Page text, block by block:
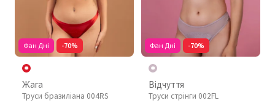
Фан Дні -70%
Жага
Труси бразиліана 004RS
Фан Дні -70%
Відчуття
Труси стрінги 002FL